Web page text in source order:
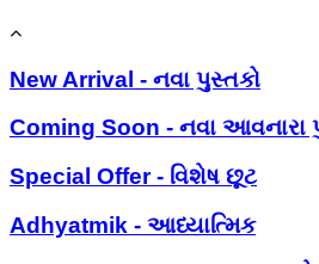
New Arrival - નવા પુસ્તકો
Coming Soon - નવા આવનારા
Special Offer - વિશેષ છૂટ
Adhyatmik - આધ્યાત્મિક